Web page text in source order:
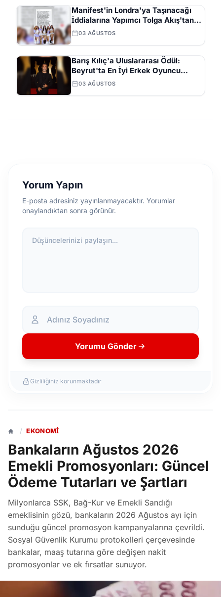
Manifest'in Londra'ya Taşınacağı
İddialarına Yapımcı Tolga Akış'tan
Açıklama
03 AĞUSTOS
Barış Kılıç'a Uluslararası Ödül:
Beyrut'ta En İyi Erkek Oyuncu
Seçildi
03 AĞUSTOS
Yorum Yapın
E-posta adresiniz yayınlanmayacaktır. Yorumlar
onaylandıktan sonra görünür.
Düşüncelerinizi paylaşın...
Yorumu Gönder
Gizliliğiniz korunmaktadır
/ EKONOMI
Bankaların Ağustos 2026
Emekli Promosyonları: Güncel
Ödeme Tutarları ve Şartları
Milyonlarca SSK, Bağ-Kur ve Emekli Sandığı
emeklisinin gözü, bankaların 2026 Ağustos ayı için
sunduğu güncel promosyon kampanyalarına çevrildi.
Sosyal Güvenlik Kurumu protokolleri çerçevesinde
bankalar, maaş tutarına göre değişen nakit
promosyonlar ve ek fırsatlar sunuyor.